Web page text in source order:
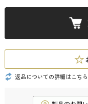
返品についての詳細はこちら